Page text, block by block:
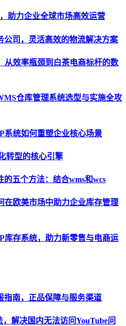
助力企业全球市场高效运营
公司，灵活高效的物流解决方案
从效率瓶颈到白茶电商标杆的数
仓库管理系统选型与实施全攻
系统如何重塑企业核心场景
转型的核心引擎
五个方法：结合wms和wcs
在欧美市场中助力企业库存管理
库存系统，助力新零售与电商运
指南，正品保障与服务渠道
解决国内无法访问YouTube问